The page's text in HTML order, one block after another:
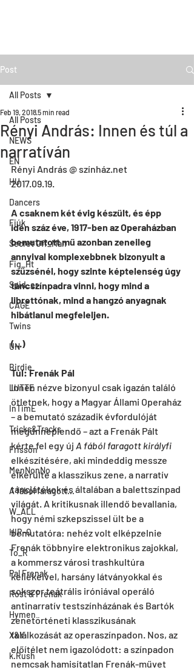
Post
All Posts
NEWS
EN
HU
Dancers
Fiúk
Secret Off_Man
Fig_Ht
Spid_er
CAGE
Twins
UN
Birdie
LUTTE
InTimE
Tricks&Tracks
Frisson
MenNonNo
A fából faragott...
W_ALL
HIR-O
To_R
Pal Frenak
Rost & Frenak
Hymen
X&Y
k.Rush
All Posts
Rényi András: Innen és túl a
narratíván
Feb 19, 20185 min read
Rényi András @ színház.net
2017.09.19.
A csaknem két évig készült, és épp
idén száz éve, 1917-ben az Operaházban
bemutatott mű azonban zeneileg
annyival komplexebbnek bizonyult a
szüzsénél, hogy szinte képtelenség úgy
táncszínpadra vinni, hogy mind a
librettónak, mind a hangzó anyagnak
hibátlanul megfeleljen.
(...)
Túl: Frenák Pál
Innen nézve bizonyul csak igazán találó
ötletnek, hogy a Magyar Állami Operaház
– a bemutató századik évfordulóját
megünneplendő – azt a Frenák Pált
kérte fel egy új A fából faragott királyfi
elkészítésére, aki mindeddig messze
elkerülte a klasszikus zene, a narratív
táncjátékok és általában a balettszínpad
világát. A kritikusnak illendő bevallania,
hogy némi szkepszissel ült be a
bemutatóra: nehéz volt elképzelnie
Frenák többnyire elektronikus zajokkal,
a kommersz városi trashkultúra
kellékeivel, harsány látványokkal és
sokszor teátrális iróniával operáló
antinarratív testszínházának és Bartók
zenetörténeti klasszikusának
találkozását az operaszínpadon. Nos, az
előítélet nem igazolódott: a színpadon
nemcsak hamisítatlan Frenák-művet